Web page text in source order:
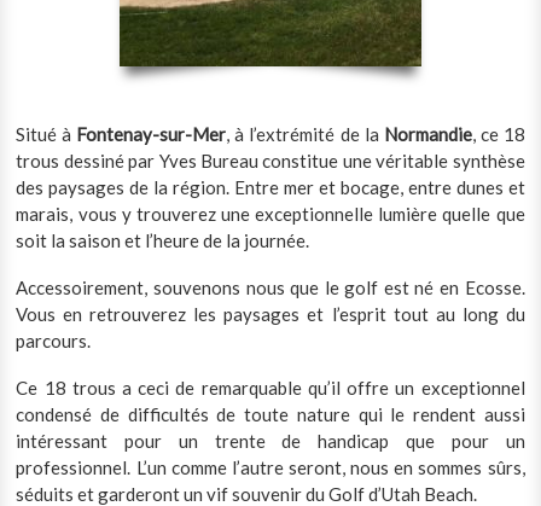
Situé à Fontenay-sur-Mer, à l’extrémité de la Normandie, ce 18
trous dessiné par Yves Bureau constitue une véritable synthèse
des paysages de la région. Entre mer et bocage, entre dunes et
marais, vous y trouverez une exceptionnelle lumière quelle que
soit la saison et l’heure de la journée.
Accessoirement, souvenons nous que le golf est né en Ecosse.
Vous en retrouverez les paysages et l’esprit tout au long du
parcours.
Ce 18 trous a ceci de remarquable qu’il offre un exceptionnel
condensé de difficultés de toute nature qui le rendent aussi
intéressant pour un trente de handicap que pour un
professionnel. L’un comme l’autre seront, nous en sommes sûrs,
séduits et garderont un vif souvenir du Golf d’Utah Beach.